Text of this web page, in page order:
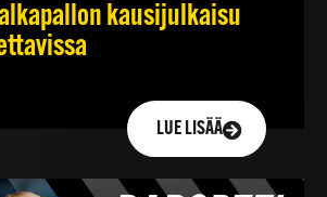
kausijulkaisu
LUE LISÄÄ